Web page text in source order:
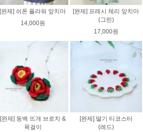
[완제] 쉬폰 플라워 앞치마
14,000원
[완제] 프레시 체리 앞치마
(그린)
17,000원
[완제] 동백 뜨개 브로치 &
목걸이
[완제] 딸기 티코스터
(레드)